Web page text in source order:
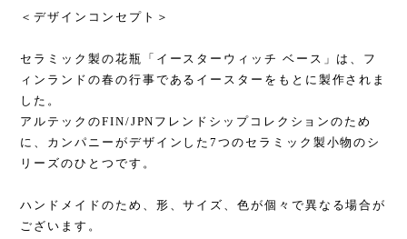
＜デザインコンセプト＞
セラミック製の花瓶「イースターウィッチ ベース」は、フ
ィンランドの春の行事であるイースターをもとに製作されま
した。
アルテックのFIN/JPNフレンドシップコレクションのため
に、カンパニーがデザインした7つのセラミック製小物のシ
リーズのひとつです。
ハンドメイドのため、形、サイズ、色が個々で異なる場合が
ございます。